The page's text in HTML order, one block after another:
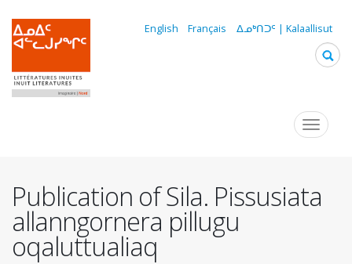
main
English Français ᐃᓄᒃᑎᑐᑦ | Kalaallisut
Toggle
Publication of Sila. Pissusiata
allanngornera pillugu
oqaluttualiaq